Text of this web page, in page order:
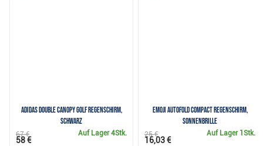
Adidas Double Canopy Golf Regenschirm,
schwarz
Auf Lager4Stk.
67 €
58 €
Emoji AutoFold Compact Regenschirm,
Sonnenbrille
Auf Lager 1Stk.
25 €
16,03 €